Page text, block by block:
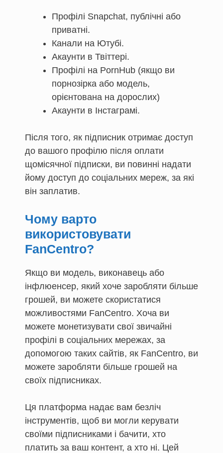
Профілі Snapchat, публічні або
приватні.
Канали на Ютубі.
Акаунти в Твіттері.
Профілі на PornHub (якщо ви
порнозірка або модель,
орієнтована на дорослих)
Акаунти в Інстаграмі.
Після того, як підписник отримає доступ
до вашого профілю після оплати
щомісячної підписки, ви повинні надати
йому доступ до соціальних мереж, за які
він заплатив.
Чому варто
використовувати
FanCentro?
Якщо ви модель, виконавець або
інфлюенсер, який хоче заробляти більше
грошей, ви можете скористатися
можливостями FanCentro. Хоча ви
можете монетизувати свої звичайні
профілі в соціальних мережах, за
допомогою таких сайтів, як FanCentro, ви
можете заробляти більше грошей на
своїх підписниках.
Ця платформа надає вам безліч
інструментів, щоб ви могли керувати
своїми підписниками і бачити, хто
платить за ваш контент, а хто ні. Цей